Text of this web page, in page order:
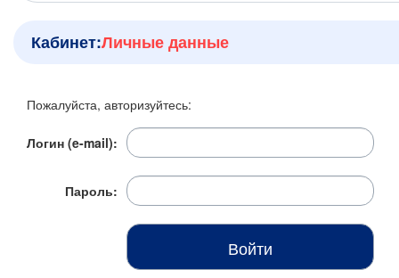
Итого:
Продолжить покупки
Перейти в корзину
Кабинет:Личные данные
Пожалуйста, авторизуйтесь:
Логин (e-mail):
Пароль: